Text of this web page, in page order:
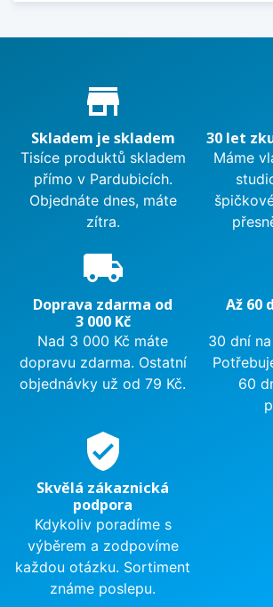
Proč nakupovat u nás?
store_mall_directory
Skladem je skladem
Tisíce produktů skladem
přímo v Pardubicích.
Objednáte dnes, máte
zítra.
30 let
Máme
local_shipping
Doprava zdarma od
3 000 Kč
Nad 3 000 Kč máte
dopravu zdarma. Ostatní
objednávky už od 79 Kč.
Až 60
30 dní
60
verified_user
Skvělá zákaznická
podpora
Kdykoliv poradíme s
výběrem a zodpovíme
každou otázku. Sortiment
známe poslepu.